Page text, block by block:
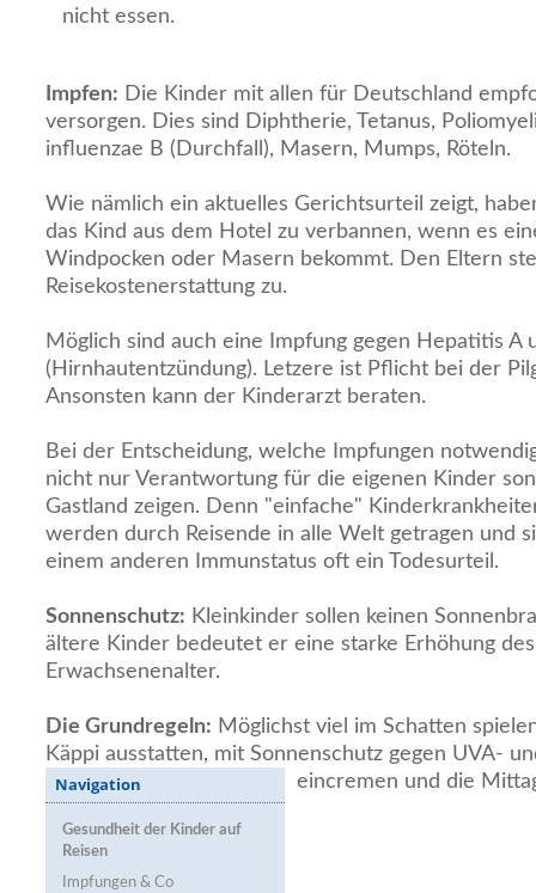
nicht essen.
Impfen: Die Kinder mit allen für Deutschland
versorgen. Dies sind Diphtherie, Tetanus,
influenzae B (Durchfall), Masern, Mumps, Röteln.
Wie nämlich ein aktuelles Gerichtsurteil zeigt,
das Kind aus dem Hotel zu verbannen, wenn es
Windpocken oder Masern bekommt. Den Eltern
Reisekostenerstattung zu.
Möglich sind auch eine Impfung gegen Hepatitis A
(Hirnhautentzündung). Letzere ist Pflicht bei der
Ansonsten kann der Kinderarzt beraten.
Bei der Entscheidung, welche Impfungen
nicht nur Verantwortung für die eigenen Kinder
Gastland zeigen. Denn "einfache"
werden durch Reisende in alle Welt getragen und
einem anderen Immunstatus oft ein Todesurteil.
Sonnenschutz: Kleinkinder sollen keinen
ältere Kinder bedeutet er eine starke Erhöhung
Erwachsenenalter.
Die Grundregeln: Möglichst viel im Schatten
Käppi ausstatten, mit Sonnenschutz gegen UVA-
eincremen und die
Navigation
Gesundheit der Kinder auf
Reisen
Impfungen & Co